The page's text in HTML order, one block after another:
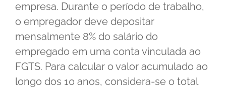
empresa. Durante o período de trabalho,
o empregador deve depositar
mensalmente 8% do salário do
empregado em uma conta vinculada ao
FGTS. Para calcular o valor acumulado ao
longo dos 10 anos, considera-se o total